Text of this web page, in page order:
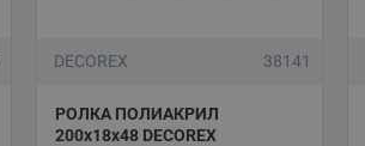
DECOREX 38141
РОЛКА ПОЛИАКРИЛ
200х18х48 DECOREX